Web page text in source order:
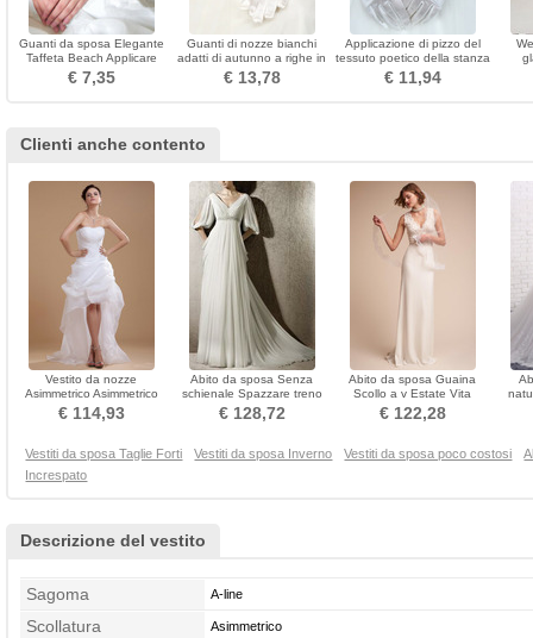
Guanti da sposa Elegante
Taffeta Beach Applicare
Inverno
€ 7,35
Guanti di nozze bianchi
adatti di autunno a righe in
satin caldo
€ 13,78
Applicazione di pizzo del
tessuto poetico della stanza
del partito dei guanti di
cerimonia nuziale
€ 11,94
Clienti anche contento
Vestito da nozze
Asimmetrico Asimmetrico
Senza maniche Corsetto
pieghettato
€ 114,93
Abito da sposa Senza
schienale Spazzare treno
Maniche mezze Chiffon
€ 128,72
Abito da sposa Guaina
Scollo a v Estate Vita
naturale Senza maniche
€ 122,28
Vestiti da sposa Taglie Forti Vestiti da sposa Inverno Vestiti da sposa poco costosi
Increspato
Descrizione del vestito
Sagoma A-line
Scollatura Asimmetrico